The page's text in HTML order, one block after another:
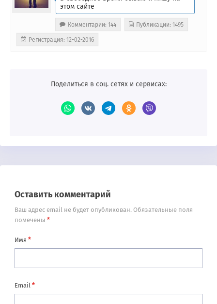
этом сайте
Комментарии: 144 Публикации: 1495
Регистрация: 12-02-2016
Поделиться в соц. сетях и сервисах:
Оставить комментарий
Ваш адрес email не будет опубликован. Обязательные поля
помечены *
Имя *
Email *